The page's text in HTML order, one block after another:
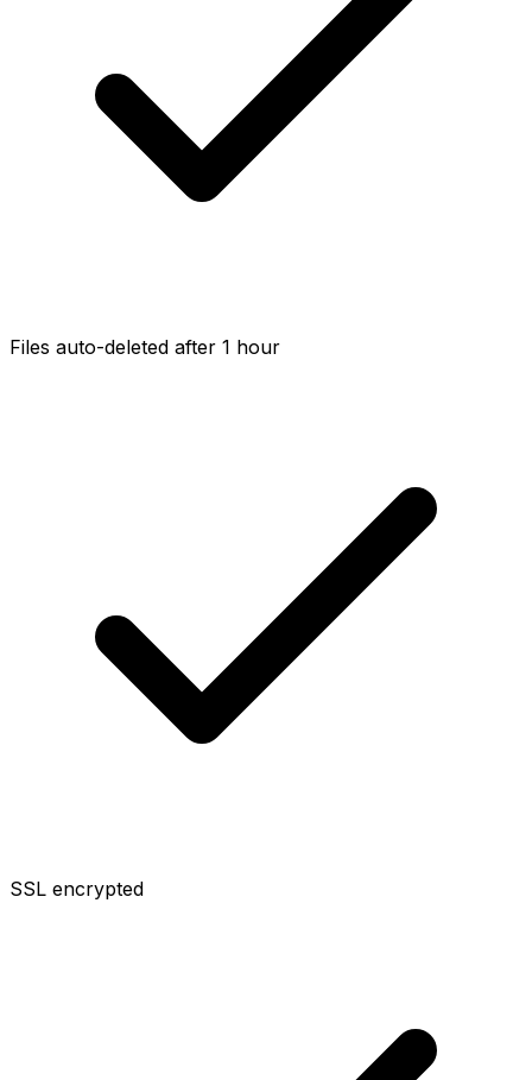
Files auto-deleted after 1 hour
SSL encrypted